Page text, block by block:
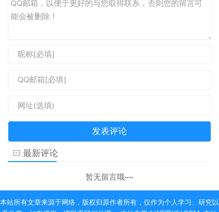
最新评论
暂无留言哦~~
本站所有文章来源于网络，版权归原作者所有，仅作为个人学习、研究以